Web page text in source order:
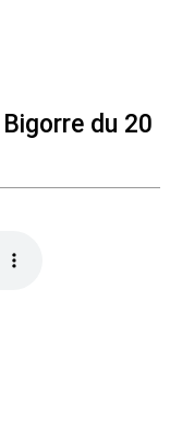
commentaires
du 20